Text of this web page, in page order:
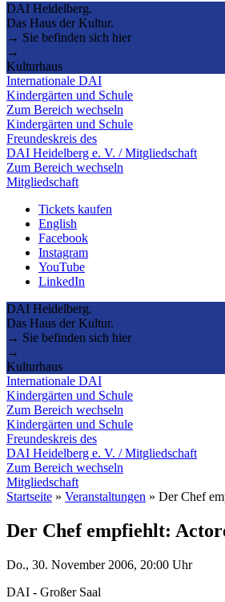
DAI Heidelberg.
Das Haus der Kultur.
→ Sie befinden sich hier
→
Kulturhaus
Internationale DAI
Kindergärten und Schule
Zum Bereich wechseln
Kindergärten und Schule
Freundeskreis des
DAI Heidelberg e. V. / Mitgliedschaft
Zum Bereich wechseln
Mitgliedschaft
Tickets kaufen
English
Facebook
Instagram
YouTube
LinkedIn
DAI Heidelberg.
Das Haus der Kultur.
→ Sie befinden sich hier
→
Kulturhaus
Internationale DAI
Kindergärten und Schule
Zum Bereich wechseln
Kindergärten und Schule
Freundeskreis des
DAI Heidelberg e. V. / Mitgliedschaft
Zum Bereich wechseln
Mitgliedschaft
Startseite » Veranstaltungen » Der Chef
Der Chef empfiehlt:
Do., 30. November 2006, 20:00 Uhr
DAI - Großer Saal